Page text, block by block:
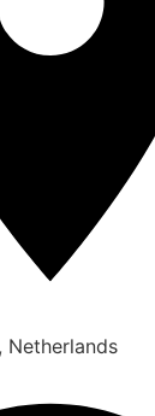
Netherlands